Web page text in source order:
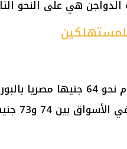
هي على النحو
سجل سعر كيلو الدجاج الأبيض اليوم نحو
74 و73 جنيها مصريا.